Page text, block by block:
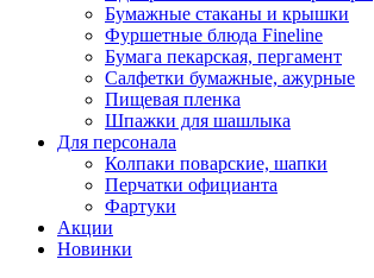
Бумажные стаканы и крышки
Фуршетные блюда Fineline
Бумага пекарская, пергамент
Салфетки бумажные, ажурные
Пищевая пленка
Шпажки для шашлыка
Для персонала
Колпаки поварские, шапки
Перчатки официанта
Фартуки
Акции
Новинки